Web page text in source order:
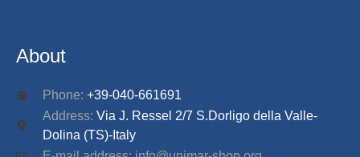
About
Phone: +39-040-661691
Address: Via J. Ressel 2/7 S.Dorligo della Valle-
Dolina (TS)-Italy